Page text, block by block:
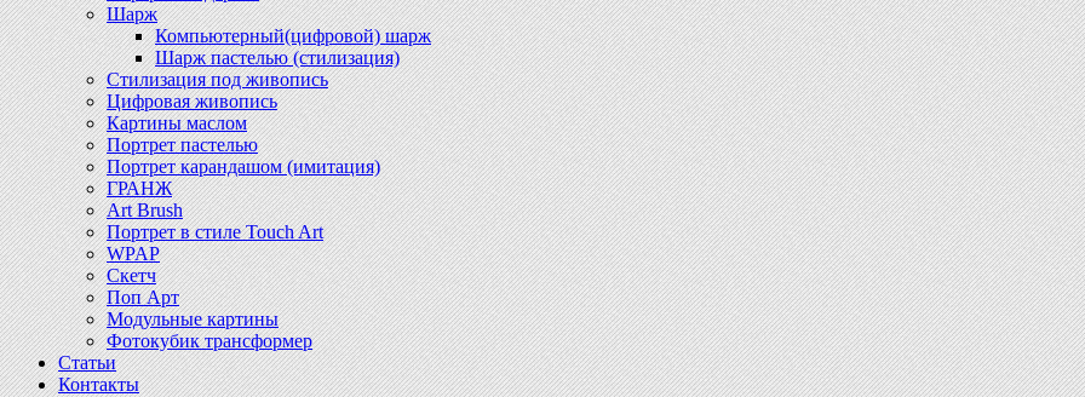
Шарж
Компьютерный(цифровой) шарж
Шарж пастелью (стилизация)
Стилизация под живопись
Цифровая живопись
Картины маслом
Портрет пастелью
Портрет карандашом (имитация)
ГРАНЖ
Art Brush
Портрет в стиле Touch Art
WPAP
Скетч
Поп Арт
Модульные картины
Фотокубик трансформер
Статьи
Контакты